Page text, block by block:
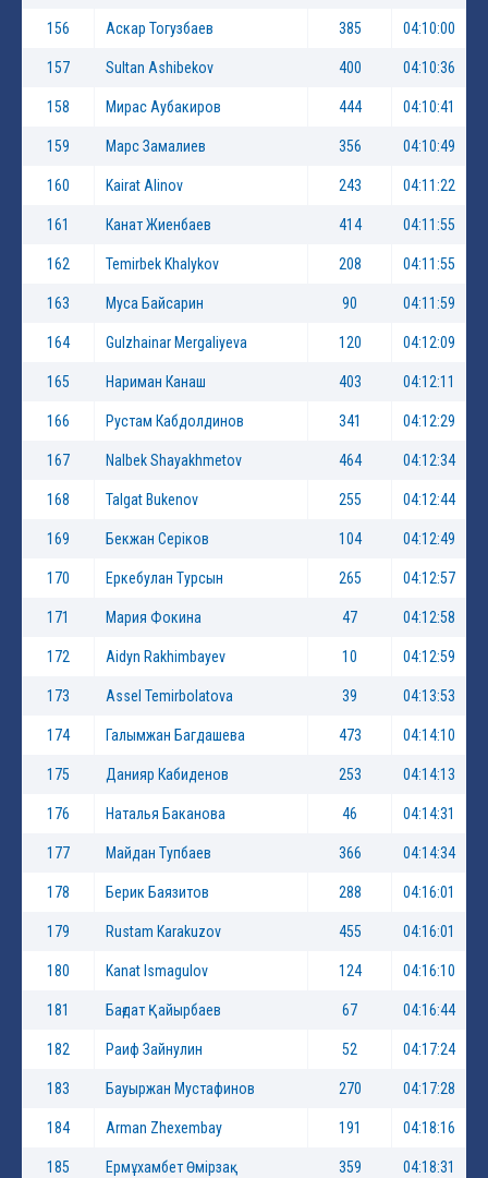
156 Аскар Тогузбаев 385 04:10:00
157 Sultan Ashibekov 400 04:10:36
158 Мирас Аубакиров 444 04:10:41
159 Марс Замалиев 356 04:10:49
160 Kairat Alinov 243 04:11:22
161 Канат Жиенбаев 414 04:11:55
162 Temirbek Khalykov 208 04:11:55
163 Mуса Байсарин 90 04:11:59
164 Gulzhainar Mergaliyeva 120 04:12:09
165 Нариман Канаш 403 04:12:11
166 Рустам Кабдолдинов 341 04:12:29
167 Nalbek Shayakhmetov 464 04:12:34
168 Talgat Bukenov 255 04:12:44
169 Бекжан Серіков 104 04:12:49
170 Еркебулан Турсын 265 04:12:57
171 Мария Фокина 47 04:12:58
172 Aidyn Rakhimbayev 10 04:12:59
173 Assel Temirbolatova 39 04:13:53
174 Галымжан Багдашева 473 04:14:10
175 Данияр Кабиденов 253 04:14:13
176 Наталья Баканова 46 04:14:31
177 Майдан Тупбаев 366 04:14:34
178 Берик Баязитов 288 04:16:01
179 Rustam Karakuzov 455 04:16:01
180 Kanat Ismagulov 124 04:16:10
181 Бағдат Қайырбаев 67 04:16:44
182 Раиф Зайнулин 52 04:17:24
183 Бауыржан Мустафинов 270 04:17:28
184 Arman Zhexembay 191 04:18:16
185 Ермұхамбет Өмірзақ 359 04:18:31